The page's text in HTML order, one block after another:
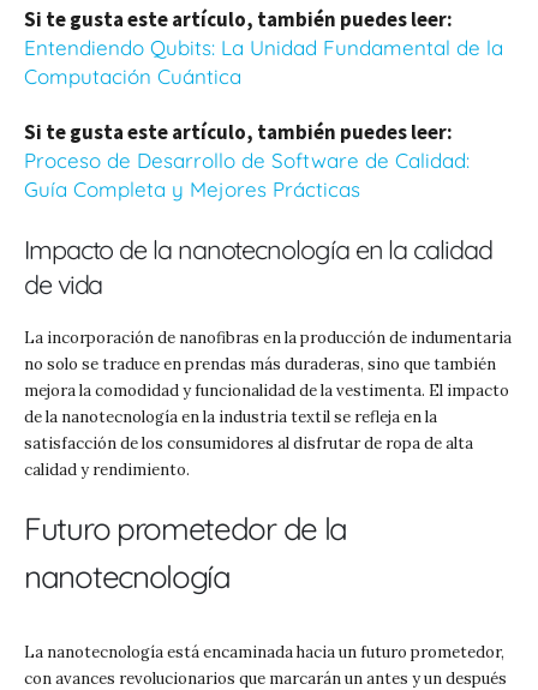
Si te gusta este artículo, también puedes leer:
Entendiendo Qubits: La Unidad Fundamental de la
Computación Cuántica
Si te gusta este artículo, también puedes leer:
Proceso de Desarrollo de Software de Calidad:
Guía Completa y Mejores Prácticas
Impacto de la nanotecnología en la calidad
de vida
La incorporación de nanofibras en la producción de indumentaria
no solo se traduce en prendas más duraderas, sino que también
mejora la comodidad y funcionalidad de la vestimenta. El impacto
de la nanotecnología en la industria textil se refleja en la
satisfacción de los consumidores al disfrutar de ropa de alta
calidad y rendimiento.
Futuro prometedor de la
nanotecnología
La nanotecnología está encaminada hacia un futuro prometedor,
con avances revolucionarios que marcarán un antes y un después